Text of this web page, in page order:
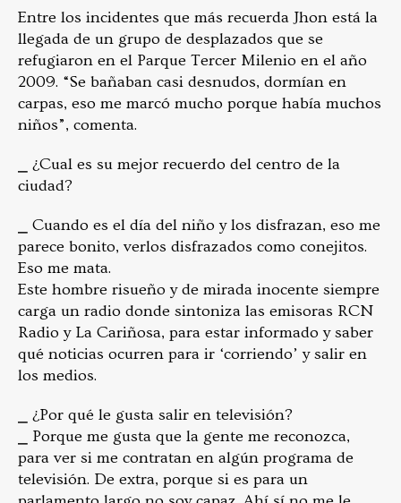
Entre los incidentes que más recuerda Jhon está la
llegada de un grupo de desplazados que se
refugiaron en el Parque Tercer Milenio en el año
2009. “Se bañaban casi desnudos, dormían en
carpas, eso me marcó mucho porque había muchos
niños”, comenta.
⎯ ¿Cual es su mejor recuerdo del centro de la
ciudad?
⎯ Cuando es el día del niño y los disfrazan, eso me
parece bonito, verlos disfrazados como conejitos.
Eso me mata.
Este hombre risueño y de mirada inocente siempre
carga un radio donde sintoniza las emisoras RCN
Radio y La Cariñosa, para estar informado y saber
qué noticias ocurren para ir ‘corriendo’ y salir en
los medios.
⎯ ¿Por qué le gusta salir en televisión?
⎯ Porque me gusta que la gente me reconozca,
para ver si me contratan en algún programa de
televisión. De extra, porque si es para un